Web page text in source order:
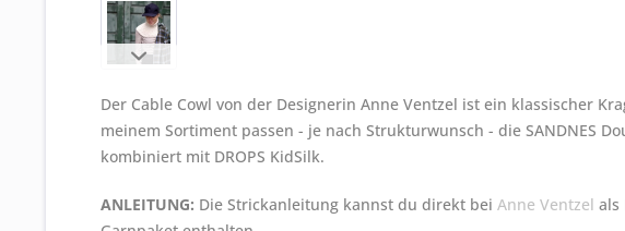
Der Cable Cowl von der Designerin Anne Ventzel ist ein klassischer
meinem Sortiment passen - je nach Strukturwunsch - die SANDNES
kombiniert mit DROPS KidSilk.
ANLEITUNG: Die Strickanleitung kannst du direkt bei Anne Ventzel als